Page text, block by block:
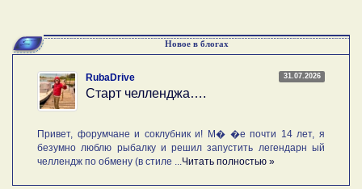
Новое в блогах
31.07.2026
RubaDrive
Старт челленджа….
Привет, форумчане и соклубник и! М� �е почти 14 лет, я
безумно люблю рыбалку и решил запустить легендарн ый
челлендж по обмену (в стиле ...Читать полностью »